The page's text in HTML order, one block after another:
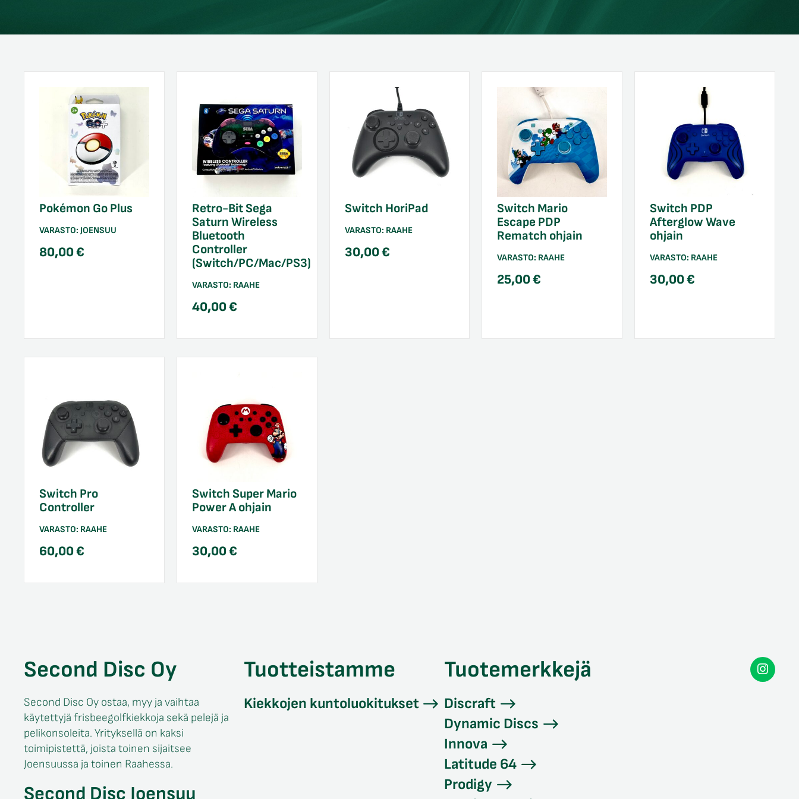
Pokémon Go Plus
VARASTO: JOENSUU
80,00€
Retro-Bit Sega
Saturn Wireless
Bluetooth
Controller
(Switch/PC/Mac/PS3)
VARASTO: RAAHE
40,00€
Switch HoriPad
VARASTO: RAAHE
30,00€
Switch Mario
Escape PDP
Rematch ohjain
VARASTO: RAAHE
25,00€
Switch PDP
Afterglow Wave
ohjain
VARASTO: RAAHE
30,00€
Switch Pro
Controller
VARASTO: RAAHE
60,00€
Switch Super Mario
Power A ohjain
VARASTO: RAAHE
30,00€
Second Disc Oy
Second Disc Oy ostaa, myy ja vaihtaa
käytettyjä frisbeegolfkiekkoja sekä pelejä ja
pelikonsoleita. Yrityksellä on kaksi
toimipistettä, joista toinen sijaitsee
Joensuussa ja toinen Raahessa.
Second Disc Joensuu
Tuotteistamme
Kiekkojen kuntoluokitukset
Tuotemerkkejä
Discraft
Dynamic Discs
Innova
Latitude 64
Prodigy